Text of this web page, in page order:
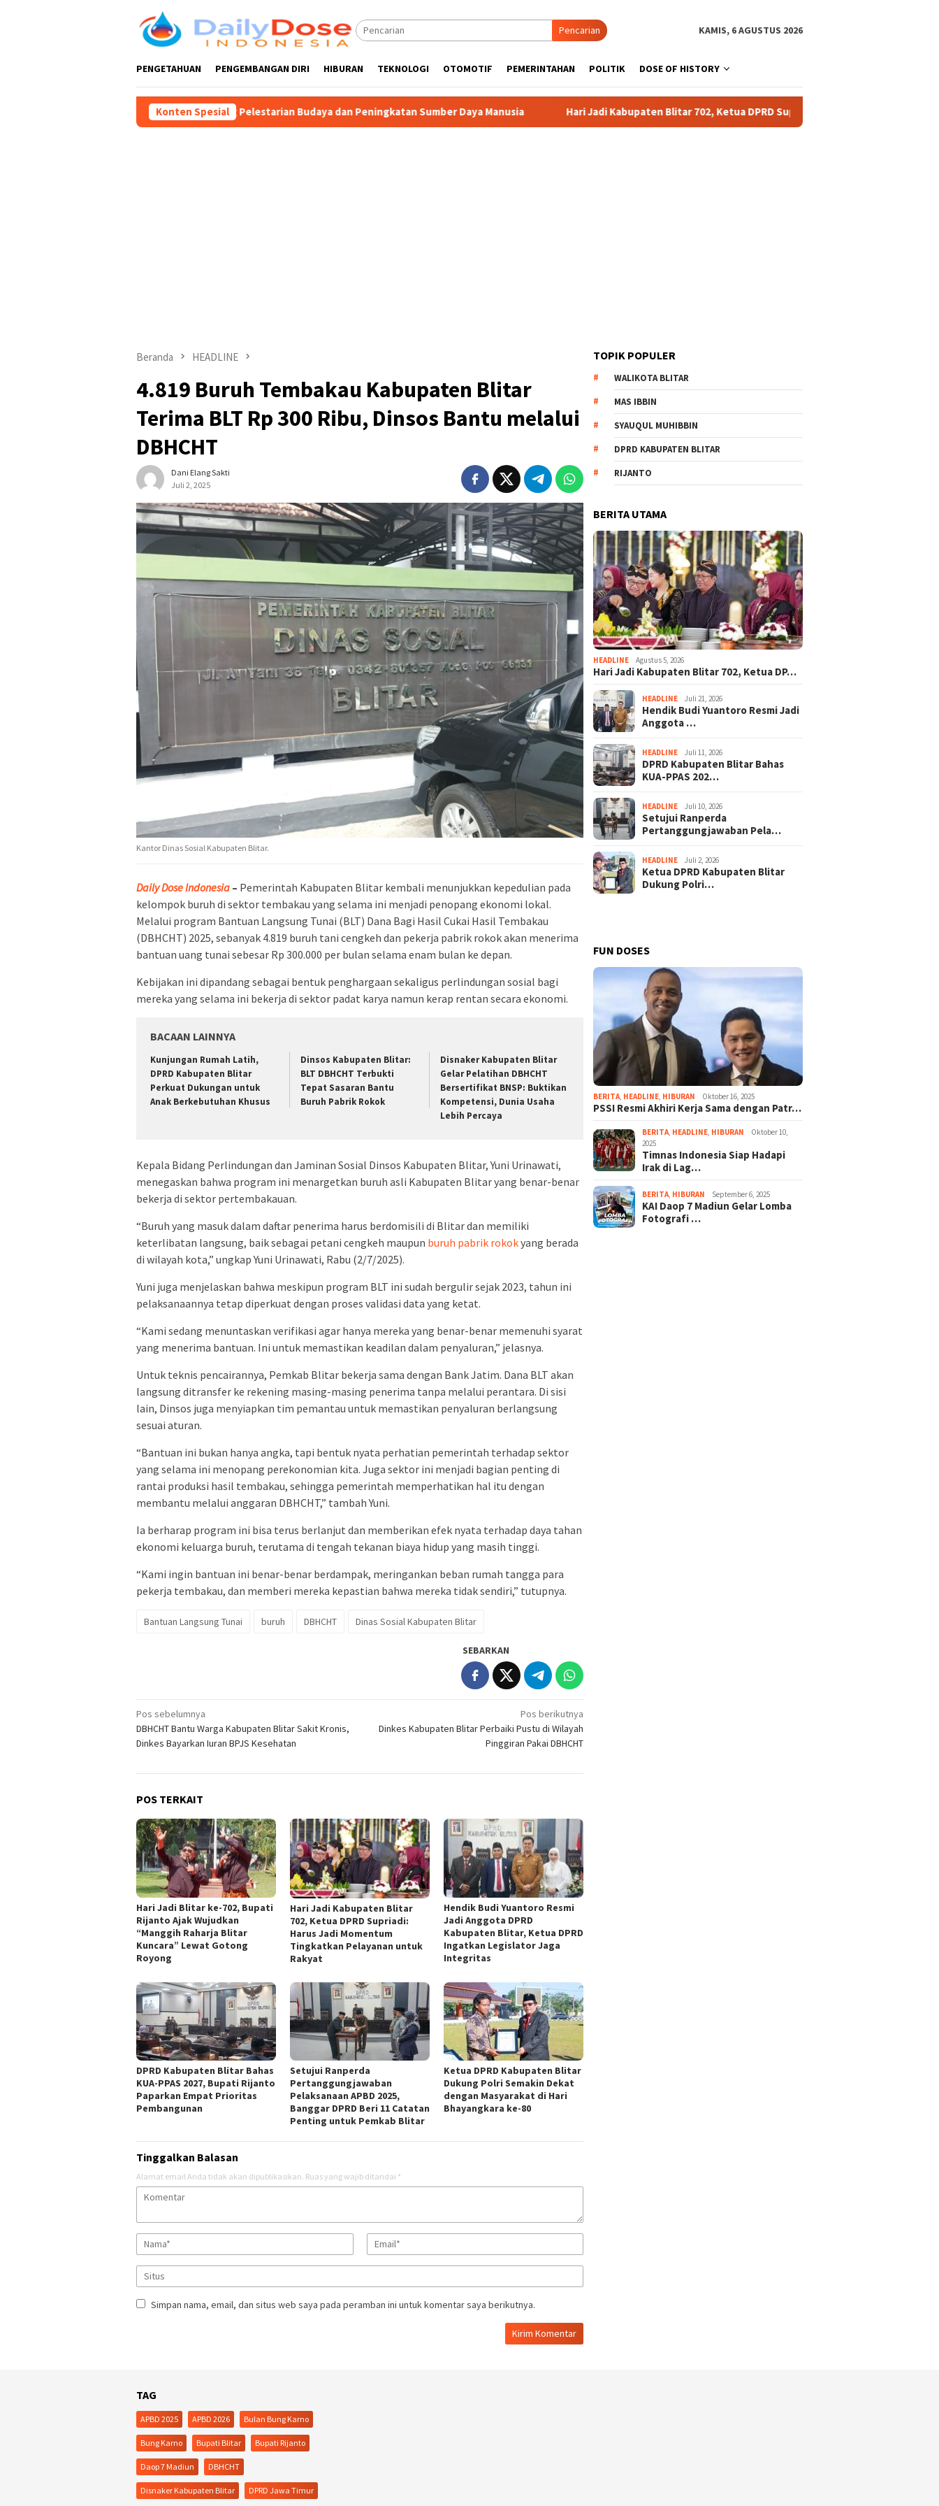
Pencarian KAMIS, 6 AGUSTUS 2026
PENGETAHUAN PENGEMBANGAN DIRI HIBURAN TEKNOLOGI OTOMOTIF PEMERINTAHAN POLITIK DOSE OF HISTORY
Konten Spesial
Guntur Wahono Dukung Pelestarian Budaya dan Peningkatan Sumber Daya Manusia Hari Jadi Kabupaten Blitar 702, Ketua DPRD Supriadi: Harus Jadi Momentum Tingkatkan Pelayanan
Beranda HEADLINE
4.819 Buruh Tembakau Kabupaten Blitar
Terima BLT Rp 300 Ribu, Dinsos Bantu melalui
DBHCHT
Dani Elang Sakti
Juli 2, 2025
Kantor Dinas Sosial Kabupaten Blitar.
Daily Dose Indonesia – Pemerintah Kabupaten Blitar kembali menunjukkan kepedulian pada
kelompok buruh di sektor tembakau yang selama ini menjadi penopang ekonomi lokal.
Melalui program Bantuan Langsung Tunai (BLT) Dana Bagi Hasil Cukai Hasil Tembakau
(DBHCHT) 2025, sebanyak 4.819 buruh tani cengkeh dan pekerja pabrik rokok akan menerima
bantuan uang tunai sebesar Rp 300.000 per bulan selama enam bulan ke depan.
Kebijakan ini dipandang sebagai bentuk penghargaan sekaligus perlindungan sosial bagi
mereka yang selama ini bekerja di sektor padat karya namun kerap rentan secara ekonomi.
BACAAN LAINNYA
Kunjungan Rumah Latih,
DPRD Kabupaten Blitar
Perkuat Dukungan untuk
Anak Berkebutuhan Khusus
Dinsos Kabupaten Blitar:
BLT DBHCHT Terbukti
Tepat Sasaran Bantu
Buruh Pabrik Rokok
Disnaker Kabupaten Blitar
Gelar Pelatihan DBHCHT
Bersertifikat BNSP: Buktikan
Kompetensi, Dunia Usaha
Lebih Percaya
Kepala Bidang Perlindungan dan Jaminan Sosial Dinsos Kabupaten Blitar, Yuni Urinawati,
menegaskan bahwa program ini menargetkan buruh asli Kabupaten Blitar yang benar-benar
bekerja di sektor pertembakauan.
“Buruh yang masuk dalam daftar penerima harus berdomisili di Blitar dan memiliki
keterlibatan langsung, baik sebagai petani cengkeh maupun buruh pabrik rokokyang berada
di wilayah kota,” ungkap Yuni Urinawati, Rabu (2/7/2025).
Yuni juga menjelaskan bahwa meskipun program BLT ini sudah bergulir sejak 2023, tahun ini
pelaksanaannya tetap diperkuat dengan proses validasi data yang ketat.
“Kami sedang menuntaskan verifikasi agar hanya mereka yang benar-benar memenuhi syarat
yang menerima bantuan. Ini untuk memastikan keadilan dalam penyaluran,” jelasnya.
Untuk teknis pencairannya, Pemkab Blitar bekerja sama dengan Bank Jatim. Dana BLT akan
langsung ditransfer ke rekening masing-masing penerima tanpa melalui perantara. Di sisi
lain, Dinsos juga menyiapkan tim pemantau untuk memastikan penyaluran berlangsung
sesuai aturan.
“Bantuan ini bukan hanya angka, tapi bentuk nyata perhatian pemerintah terhadap sektor
yang selama ini menopang perekonomian kita. Juga sektor ini menjadi bagian penting di
rantai produksi hasil tembakau, sehingga pemerintah memperhatikan hal itu dengan
membantu melalui anggaran DBHCHT,” tambah Yuni.
Ia berharap program ini bisa terus berlanjut dan memberikan efek nyata terhadap daya tahan
ekonomi keluarga buruh, terutama di tengah tekanan biaya hidup yang masih tinggi.
“Kami ingin bantuan ini benar-benar berdampak, meringankan beban rumah tangga para
pekerja tembakau, dan memberi mereka kepastian bahwa mereka tidak sendiri,” tutupnya.
Bantuan Langsung Tunai buruh DBHCHT Dinas Sosial Kabupaten Blitar
SEBARKAN
Navigasi
pos
Pos sebelumnya
DBHCHT Bantu Warga Kabupaten Blitar Sakit Kronis,
Dinkes Bayarkan Iuran BPJS Kesehatan
Pos berikutnya
Dinkes Kabupaten Blitar Perbaiki Pustu di Wilayah
Pinggiran Pakai DBHCHT
POS TERKAIT
Hari Jadi Blitar ke-702, Bupati
Rijanto Ajak Wujudkan
“Manggih Raharja Blitar
Kuncara” Lewat Gotong
Royong
Hari Jadi Kabupaten Blitar
702, Ketua DPRD Supriadi:
Harus Jadi Momentum
Tingkatkan Pelayanan untuk
Rakyat
Hendik Budi Yuantoro Resmi
Jadi Anggota DPRD
Kabupaten Blitar, Ketua DPRD
Ingatkan Legislator Jaga
Integritas
DPRD Kabupaten Blitar Bahas
KUA-PPAS 2027, Bupati Rijanto
Paparkan Empat Prioritas
Pembangunan
Setujui Ranperda
Pertanggungjawaban
Pelaksanaan APBD 2025,
Banggar DPRD Beri 11 Catatan
Penting untuk Pemkab Blitar
Ketua DPRD Kabupaten Blitar
Dukung Polri Semakin Dekat
dengan Masyarakat di Hari
Bhayangkara ke-80
Tinggalkan Balasan
Alamat email Anda tidak akan dipublikasikan. Ruas yang wajib ditandai *
Simpan nama, email, dan situs web saya pada peramban ini untuk komentar saya berikutnya.
TOPIK POPULER
WALIKOTA BLITAR
MAS IBBIN
SYAUQUL MUHIBBIN
DPRD KABUPATEN BLITAR
RIJANTO
BERITA UTAMA
HEADLINE Agustus 5, 2026
Hari Jadi Kabupaten Blitar 702, Ketua DP…
HEADLINE Juli 21, 2026
Hendik Budi Yuantoro Resmi Jadi
Anggota …
HEADLINE Juli 11, 2026
DPRD Kabupaten Blitar Bahas
KUA-PPAS 202…
HEADLINE Juli 10, 2026
Setujui Ranperda
Pertanggungjawaban Pela…
HEADLINE Juli 2, 2026
Ketua DPRD Kabupaten Blitar
Dukung Polri…
FUN DOSES
BERITA HEADLINE HIBURAN Oktober 16, 2025
PSSI Resmi Akhiri Kerja Sama dengan Patr…
BERITA HEADLINE HIBURAN
Oktober 10,
2025
Timnas Indonesia Siap Hadapi
Irak di Lag…
BERITA HIBURAN September 6, 2025
KAI Daop 7 Madiun Gelar Lomba
Fotografi …
TAG
APBD 2025 APBD 2026 Bulan Bung Karno
Bung Karno Bupati Blitar Bupati Rijanto
Daop 7 Madiun DBHCHT
Disnaker Kabupaten Blitar DPRD Jawa Timur